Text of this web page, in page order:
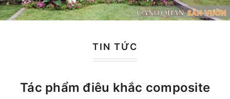
TIN TỨC
Tác phẩm điêu khắc composite